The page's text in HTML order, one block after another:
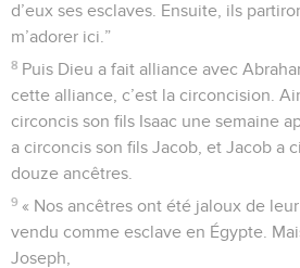
d’eux ses esclaves. Ensuite, ils
m’adorer ici.”
8 Puis Dieu a fait alliance avec
cette alliance, c’est la circoncision.
circoncis son fils Isaac une semaine
a circoncis son fils Jacob, et Jacob a
douze ancêtres.
9 « Nos ancêtres ont été jaloux de
vendu comme esclave en Égypte.
Joseph,